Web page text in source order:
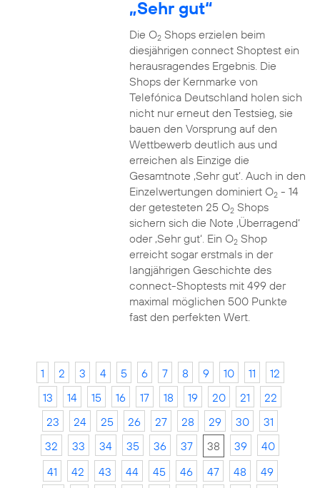
„Sehr gut“
Die O2Shops erzielen beim
diesjährigen connect Shoptest ein
herausragendes Ergebnis. Die
Shops der Kernmarke von
Telefónica Deutschland holen sich
nicht nur erneut den Testsieg, sie
bauen den Vorsprung auf den
Wettbewerb deutlich aus und
erreichen als Einzige die
Gesamtnote ‚Sehr gut‘. Auch in den
Einzelwertungen dominiert O2- 14
der getesteten 25 O2Shops
sichern sich die Note ‚Überragend‘
oder ‚Sehr gut‘. Ein O2Shop
erreicht sogar erstmals in der
langjährigen Geschichte des
connect-Shoptests mit 499 der
maximal möglichen 500 Punkte
fast den perfekten Wert.
1 2 3 4 5 6 7 8 9 10 11
12
13
14 15 16 17 18 19 20 21
22
23
24 25 26 27 28 29 30
31
32
33 34 35 36 37 38 39
40
41
42 43 44 45 46 47 48
49